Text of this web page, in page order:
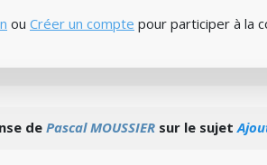
ou Créer un compte pour participer à la
de Pascal MOUSSIER sur le sujet